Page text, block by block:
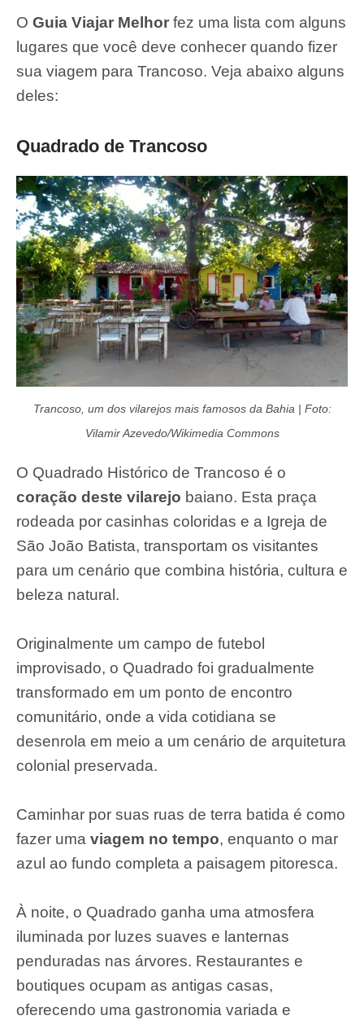
O Guia Viajar Melhor fez uma lista com alguns
lugares que você deve conhecer quando fizer
sua viagem para Trancoso. Veja abaixo alguns
deles:
Quadrado de Trancoso
Trancoso, um dos vilarejos mais famosos da Bahia | Foto:
Vilamir Azevedo/Wikimedia Commons
O Quadrado Histórico de Trancoso é o
coração deste vilarejo baiano. Esta praça
rodeada por casinhas coloridas e a Igreja de
São João Batista, transportam os visitantes
para um cenário que combina história, cultura e
beleza natural.
Originalmente um campo de futebol
improvisado, o Quadrado foi gradualmente
transformado em um ponto de encontro
comunitário, onde a vida cotidiana se
desenrola em meio a um cenário de arquitetura
colonial preservada.
Caminhar por suas ruas de terra batida é como
fazer uma viagem no tempo, enquanto o mar
azul ao fundo completa a paisagem pitoresca.
À noite, o Quadrado ganha uma atmosfera
iluminada por luzes suaves e lanternas
penduradas nas árvores. Restaurantes e
boutiques ocupam as antigas casas,
oferecendo uma gastronomia variada e